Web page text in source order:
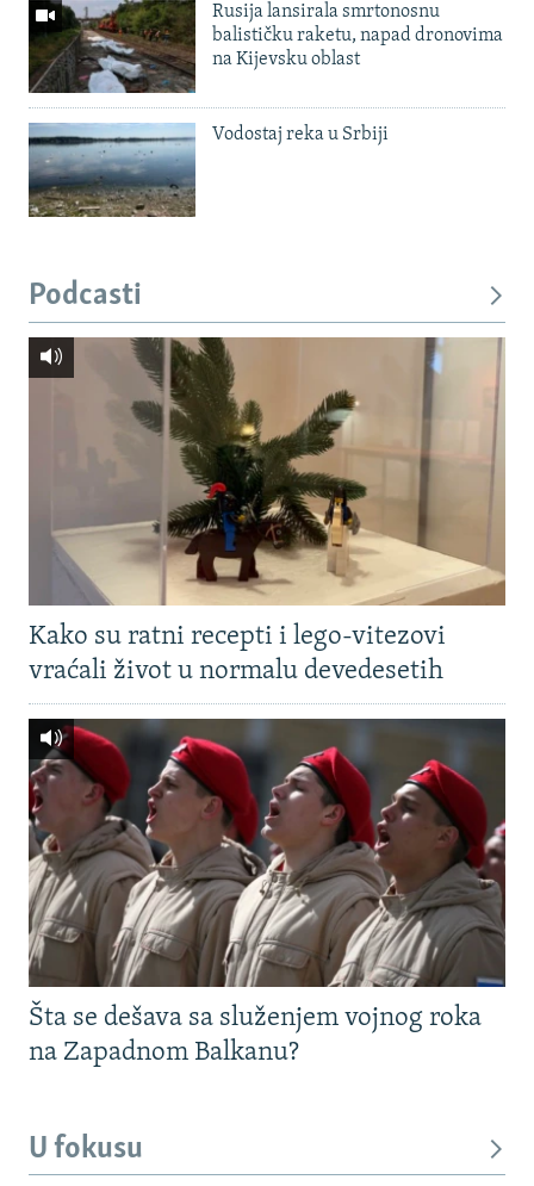
Rusija lansirala smrtonosnu
balističku raketu, napad dronovima
na Kijevsku oblast
Vodostaj reka u Srbiji
Podcasti
Kako su ratni recepti i lego-vitezovi
vraćali život u normalu devedesetih
Šta se dešava sa služenjem vojnog roka
na Zapadnom Balkanu?
U fokusu